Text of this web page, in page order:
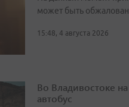
может быть обжалован
15:48, 4 августа 2026
Во Владивостоке
автобус